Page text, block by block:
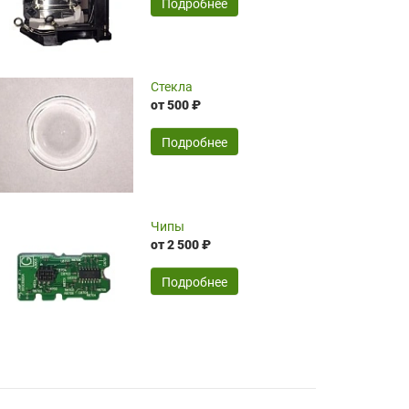
оптимизированной стоимости, чему
чрезмерно благодарны!)))
24.04.2026
широкий ассортимент ламп, как оригиналов,
так и аналогов.Быстрое оформление и
передача в доставку, приемлемые цены. Мне
понравилось.
Читать полностью
16.04.2026
Подробнее
Стекла
от 500 ₽
Подробнее
Чипы
от 2 500 ₽
Подробнее